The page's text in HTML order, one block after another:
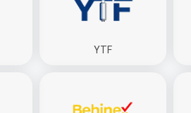
YTF